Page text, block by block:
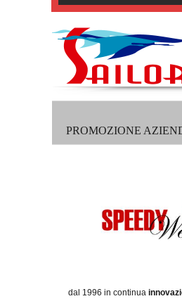
PROMOZIONE
dal 1996 in continua